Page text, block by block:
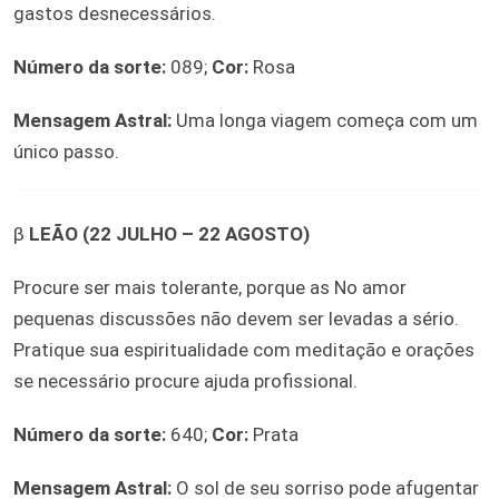
gastos desnecessários.
Número da sorte: 089; Cor: Rosa
Mensagem Astral: Uma longa viagem começa com um
único passo.
β LEÃO (22 JULHO – 22 AGOSTO)
Procure ser mais tolerante, porque as No amor
pequenas discussões não devem ser levadas a sério.
Pratique sua espiritualidade com meditação e orações
se necessário procure ajuda profissional.
Número da sorte: 640; Cor: Prata
Mensagem Astral: O sol de seu sorriso pode afugentar